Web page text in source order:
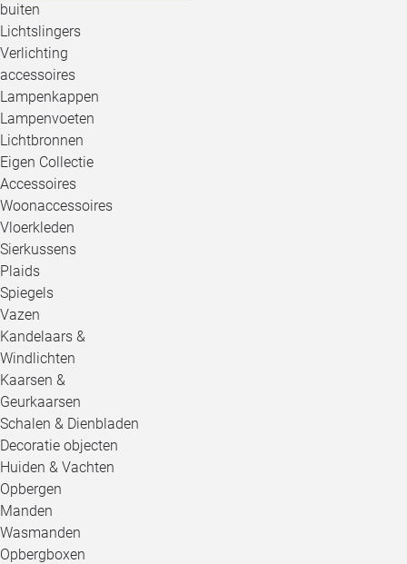
buiten
Lichtslingers
Verlichting
accessoires
Lampenkappen
Lampenvoeten
Lichtbronnen
Eigen Collectie
Accessoires
Woonaccessoires
Vloerkleden
Sierkussens
Plaids
Spiegels
Vazen
Kandelaars &
Windlichten
Kaarsen &
Geurkaarsen
Schalen & Dienbladen
Decoratie objecten
Huiden & Vachten
Opbergen
Manden
Wasmanden
Opbergboxen